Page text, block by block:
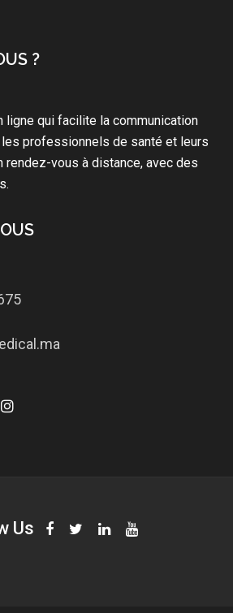
?
ligne qui facilite la communication
professionnels de santé et leurs
rendez-vous à distance, avec des
Us